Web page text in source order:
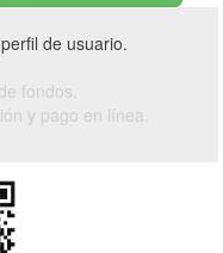
de usuario.
fondos.
y pago en línea.